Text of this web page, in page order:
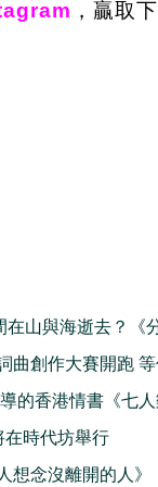
，贏取
山與海逝去？《
曲創作大賽開跑 等
的香港情書《七人
在時代坊舉行
想念沒離開的人》